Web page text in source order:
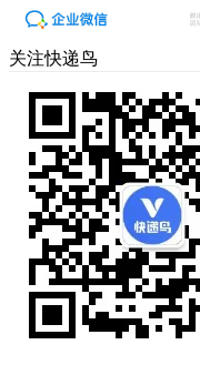
关注快递鸟